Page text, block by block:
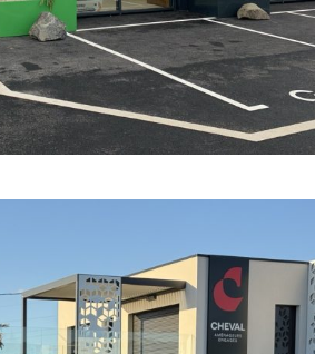
FAIBLE COURANT FORT·GÉNIE
ET BÂTIMENT ·
SOBRIÉTÉ ÉNERGÉTIQUE
·TOUTES LES RÉFÉRENCES